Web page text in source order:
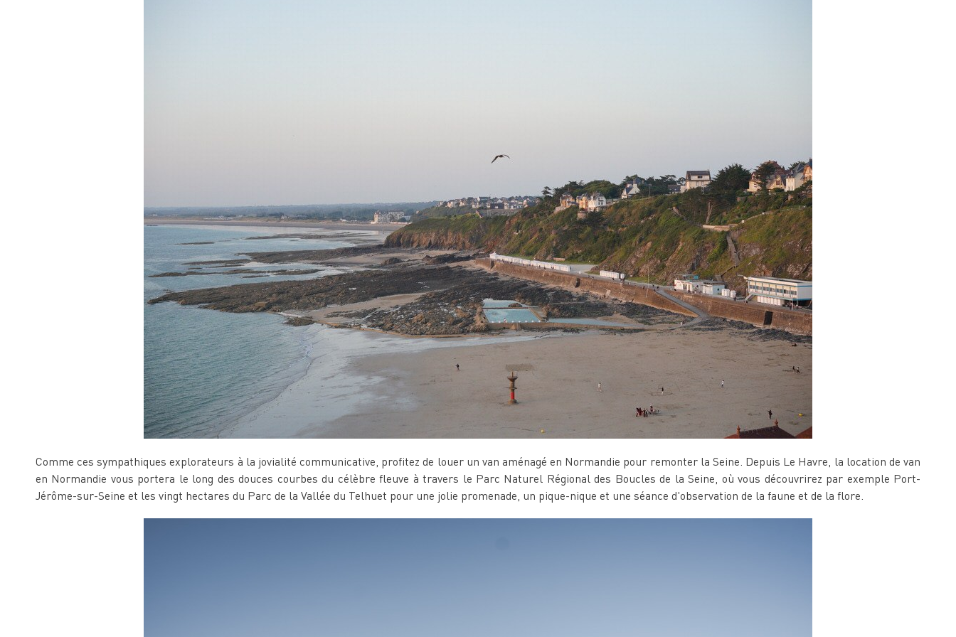
Comme ces sympathiques explorateurs à la jovialité communicative, profitez de louer un van aménagé en Normandie pour remonter la Seine. Depuis Le Havre, la location de van
en Normandie vous portera le long des douces courbes du célèbre fleuve à travers le Parc Naturel Régional des Boucles de la Seine, où vous découvrirez par exemple Port-
Jérôme-sur-Seine et les vingt hectares du Parc de la Vallée du Telhuet pour une jolie promenade, un pique-nique et une séance d'observation de la faune et de la flore.